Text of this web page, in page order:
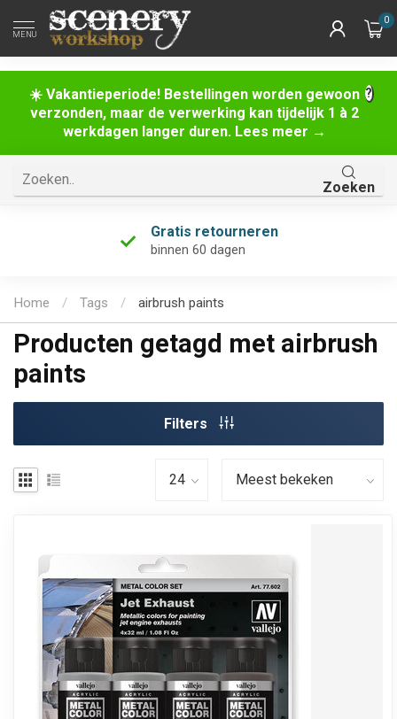
☀️ Vakantieperiode! Bestellingen worden gewoon
verzonden, maar de verwerking kan tijdelijk 1 à 2
werkdagen langer duren. Lees meer →
MENU
0
Zoeken
Gratis retourneren
binnen 60 dagen
Home / Tags / airbrush paints
Producten getagd met airbrush
paints
Filters